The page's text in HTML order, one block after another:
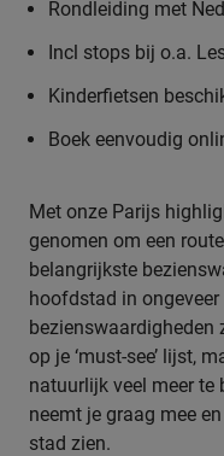
Rondleiding met
Incl stops bij o.a.
Kinderfietsen
Boek eenvoudig
Met onze Parijs
genomen om een
belangrijkste
hoofdstad in
bezienswaardigheden
op je ‘must-see’ lijst,
natuurlijk veel meer te
neemt je graag mee
stad zien.